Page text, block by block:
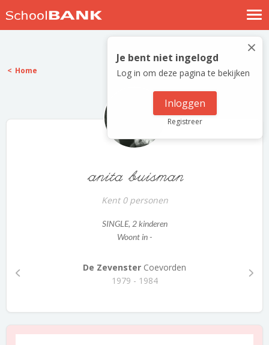
Nostalgische verhalen
Log in
Meld je gratis aan
×
Je bent niet ingelogd
Log in om deze pagina te bekijken
Inloggen
Registreer
Home
anita buisman
Kent 0 personen
SINGLE, 2 kinderen
Woont in -
De Zevenster Coevorden
1979 - 1984